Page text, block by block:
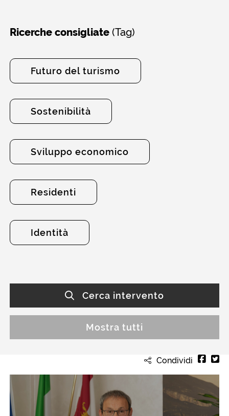
Ricerche consigliate(Tag)
Futuro del turismo
Sostenibilità
Sviluppo economico
Residenti
Identità
Cerca intervento
Mostra tutti
Condividi